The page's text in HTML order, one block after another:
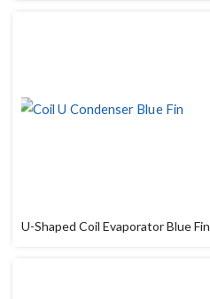
U-Shaped Coil Evaporator Blue Fin